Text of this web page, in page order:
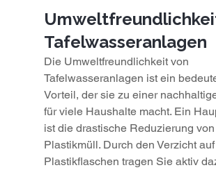
Tafelwasseranlagen
Die Umweltfreundlichkeit von
Tafelwasseranlagen ist ein
Vorteil, der sie zu einer
für viele Haushalte macht. Ein
ist die drastische Reduzierung von
Plastikmüll. Durch den Verzicht
Plastikflaschen tragen Sie aktiv